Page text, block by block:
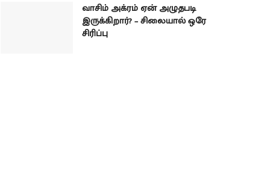
வாசிம் அக்ரம் ஏன் அழுதபடி
இருக்கிறார்? – சிலையால் ஒரே
சிரிப்பு